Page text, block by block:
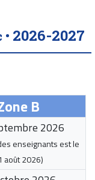
2026-2027
B
2026
enseignants est le
août 2026)